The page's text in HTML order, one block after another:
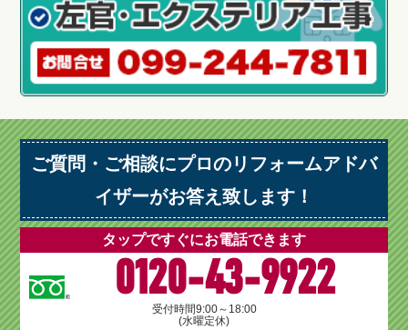
ご質問・ご相談にプロのリフォームアドバ
イザーがお答え致します！
タップですぐにお電話できます
0120-43-9922
受付時間9:00～18:00
(水曜定休)